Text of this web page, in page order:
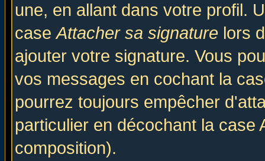
une, en allant dans votre profil.
caseAttacher sa signature lors
ajouter votre signature. Vous
vos messages en cochant la
pourrez toujours empêcher
particulier en décochant la
composition).